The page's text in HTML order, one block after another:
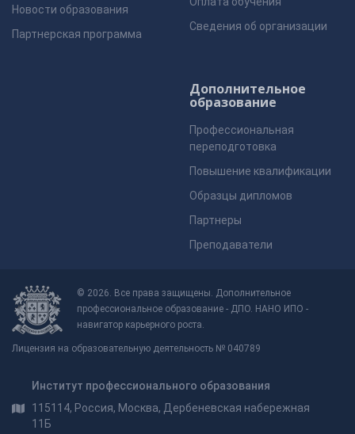
Новости образования
Партнерская программа
Сведения об организации
Дополнительное
образование
Профессиональная
переподготовка
Повышение квалификации
Образцы дипломов
Партнеры
Преподаватели
© 2026. Все права защищены. Дополнительное
профессиональное образование - ДПО. НАНО ИПО -
навигатор карьерного роста.
Лицензия на образовательную деятельность № 040789
Институт профессионального образования
115114, Россия, Москва, Дербеневская набережная
11Б